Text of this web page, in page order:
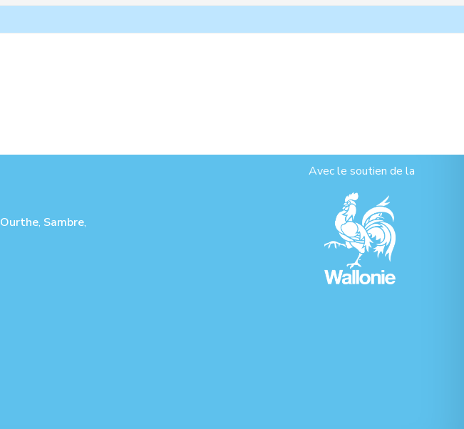
Ourthe, Sambre,
Avec le soutien de la